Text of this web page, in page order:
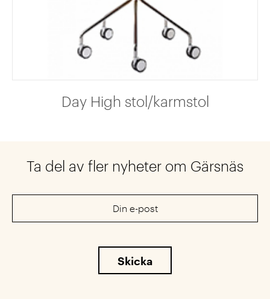
Day High stol/karmstol
Ta del av fler nyheter om Gärsnäs